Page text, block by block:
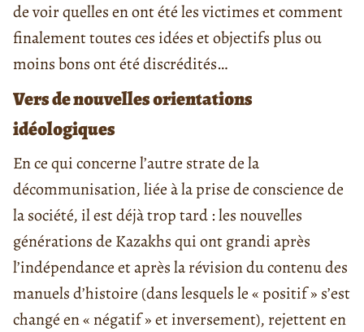
de voir quelles en ont été les victimes et comment
finalement toutes ces idées et objectifs plus ou
moins bons ont été discrédités…
Vers de nouvelles orientations
idéologiques
En ce qui concerne l’autre strate de la
décommunisation, liée à la prise de conscience de
la société, il est déjà trop tard : les nouvelles
générations de Kazakhs qui ont grandi après
l’indépendance et après la révision du contenu des
manuels d’histoire (dans lesquels le « positif » s’est
changé en « négatif » et inversement), rejettent en